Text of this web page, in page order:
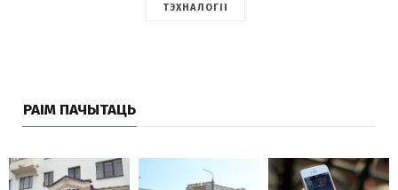
ТЭХНАЛОГІІ
РАІМ ПАЧЫТАЦЬ